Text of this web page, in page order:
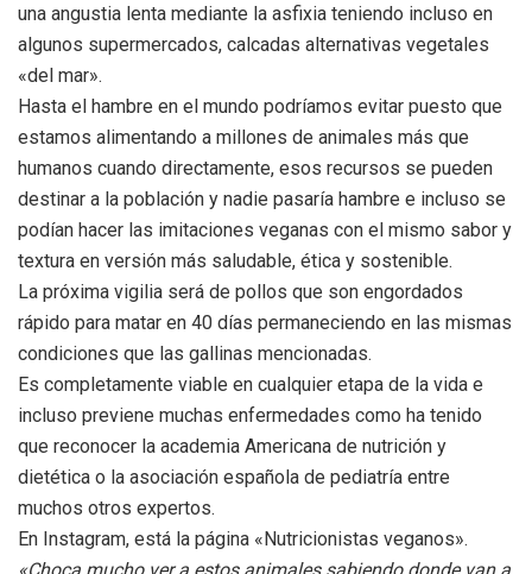
una angustia lenta mediante la asfixia teniendo incluso en
algunos supermercados, calcadas alternativas vegetales
«del mar».
Hasta el hambre en el mundo podríamos evitar puesto que
estamos alimentando a millones de animales más que
humanos cuando directamente, esos recursos se pueden
destinar a la población y nadie pasaría hambre e incluso se
podían hacer las imitaciones veganas con el mismo sabor y
textura en versión más saludable, ética y sostenible.
La próxima vigilia será de pollos que son engordados
rápido para matar en 40 días permaneciendo en las mismas
condiciones que las gallinas mencionadas.
Es completamente viable en cualquier etapa de la vida e
incluso previene muchas enfermedades como ha tenido
que reconocer la academia Americana de nutrición y
dietética o la asociación española de pediatría entre
muchos otros expertos.
En Instagram, está la página «Nutricionistas veganos».
«Choca mucho ver a estos animales sabiendo donde van a